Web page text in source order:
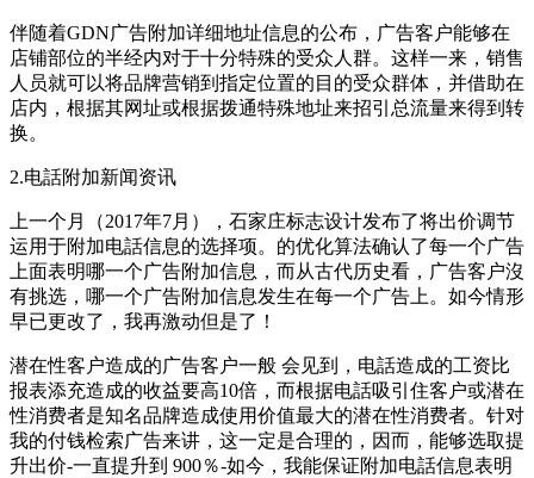
伴随着GDN广告附加详细地址信息的公布，广告客户能够在
店铺部位的半经内对于十分特殊的受众人群。这样一来，销售
人员就可以将品牌营销到指定位置的目的受众群体，并借助在
店内，根据其网址或根据拨通特殊地址来招引总流量来得到转
换。
2.电話附加新闻资讯
上一个月（2017年7月），石家庄标志设计发布了将出价调节
运用于附加电話信息的选择项。的优化算法确认了每一个广告
上面表明哪一个广告附加信息，而从古代历史看，广告客户沒
有挑选，哪一个广告附加信息发生在每一个广告上。如今情形
早已更改了，我再激动但是了！
潜在性客户造成的广告客户一般 会见到，电話造成的工资比
报表添充造成的收益要高10倍，而根据电話吸引住客户或潜在
性消费者是知名品牌造成使用价值最大的潜在性消费者。针对
我的付钱检索广告来讲，这一定是合理的，因而，能够选取提
升出价-一直提升到 900％-如今，我能保证附加电話信息表明